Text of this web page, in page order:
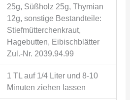
25g, Süßholz 25g, Thymian
12g, sonstige Bestandteile:
Stiefmütterchenkraut,
Hagebutten, Eibischblätter
Zul.-Nr. 2039.94.99
1 TL auf 1/4 Liter und 8-10
Minuten ziehen lassen